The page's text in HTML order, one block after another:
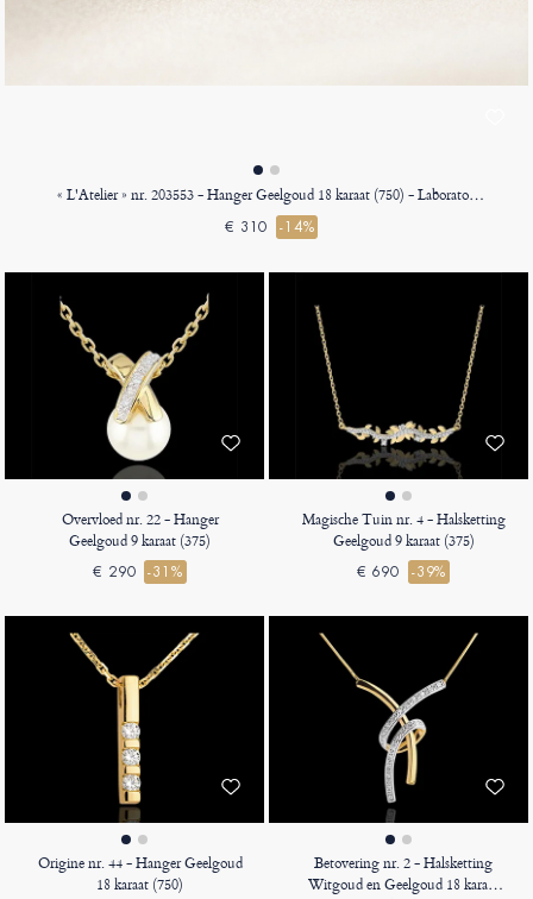
« L'Atelier » nr. 203553 - Hanger Geelgoud 18 karaat (750) - Laboratorium diamant Rond 0.3 Karaat - Geen ketting
€ 310 -14%
Overvloed nr. 22 - Hanger
Geelgoud 9 karaat (375)
€ 290 -31%
Magische Tuin nr. 4 - Halsketting
Geelgoud 9 karaat (375)
€ 690 -39%
Origine nr. 44 - Hanger Geelgoud
18 karaat (750)
Betovering nr. 2 - Halsketting
Witgoud en Geelgoud 18 karaat